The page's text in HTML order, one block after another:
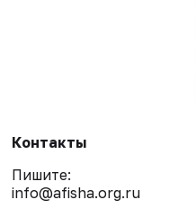
Контакты
Пишите:
info@afisha.org.ru